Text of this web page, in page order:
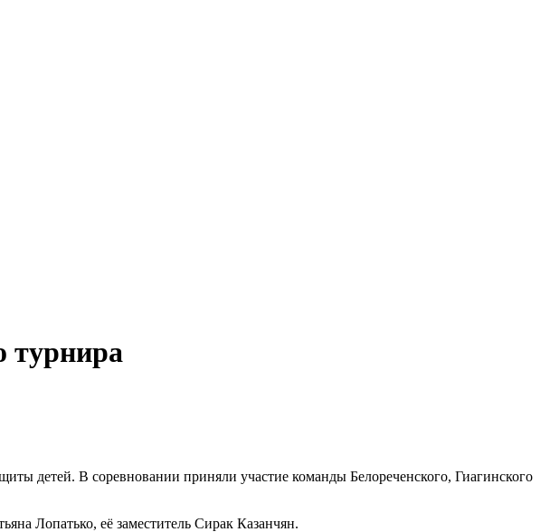
турнира
детей. В соревновании приняли участие команды Белореченского, Гиагинского
Лопатько, её заместитель Сирак Казанчян.